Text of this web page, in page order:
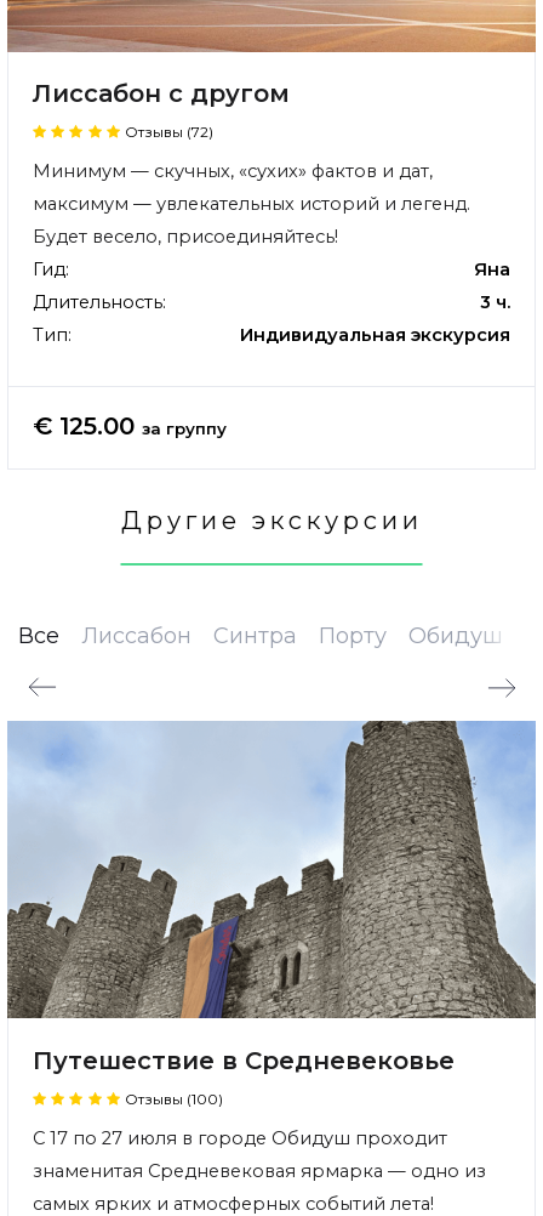
Лиссабон с другом
Отзывы (72)
Минимум — скучных, «сухих» фактов и дат,
максимум — увлекательных историй и легенд.
Будет весело, присоединяйтесь!
Гид:
Яна
Длительность:
3 ч.
Тип:
Индивидуальная экскурсия
€ 125.00 за группу
Другие экскурсии
Все Лиссабон Синтра Порту Обидуш
Путешествие в Средневековье
Отзывы (100)
С 17 по 27 июля в городе Обидуш проходит
знаменитая Средневековая ярмарка — одно из
самых ярких и атмосферных событий лета!